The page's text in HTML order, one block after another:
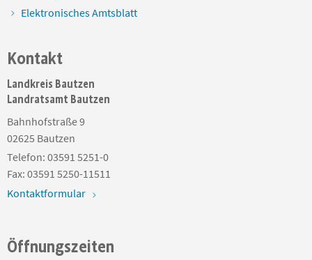
Kontakt
Landkreis Bautzen
Landratsamt Bautzen
Bahnhofstraße 9
02625 Bautzen
Telefon: 03591 5251-0
Fax: 03591 5250-11511
Kontaktformular
Elektronisches Amtsblatt
Öffnungszeiten